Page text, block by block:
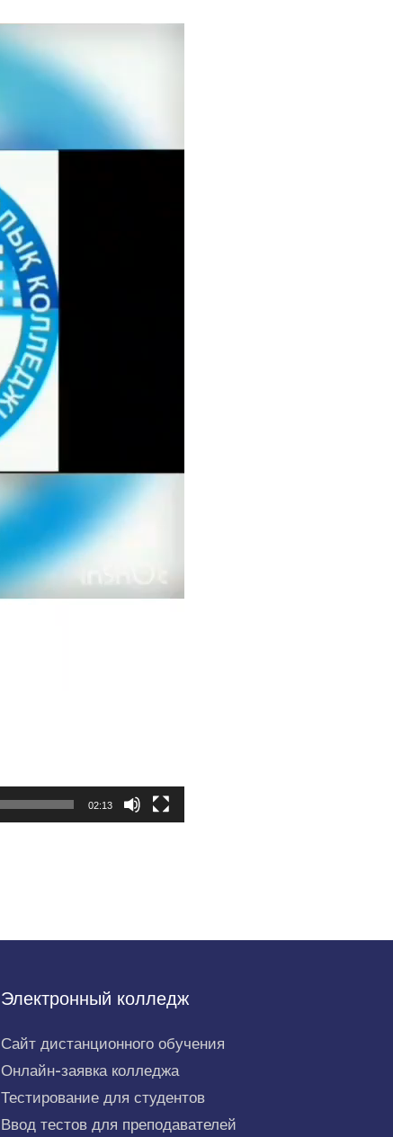
02:13
Электронный колледж
Сайт дистанционного обучения
Онлайн-заявка колледжа
Тестирование для студентов
Ввод тестов для преподавателей